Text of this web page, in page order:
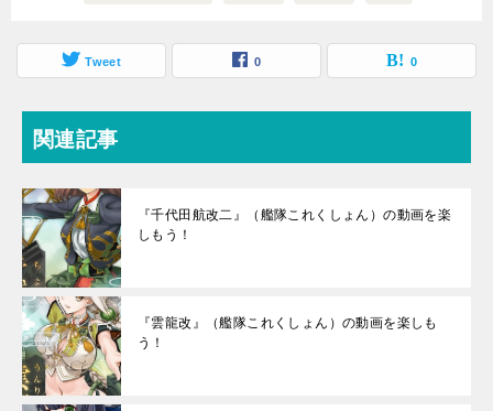
Tweet 0 0
関連記事
『千代田航改二』（艦隊これくしょん）の動画を楽
しもう！
『雲龍改』（艦隊これくしょん）の動画を楽しも
う！